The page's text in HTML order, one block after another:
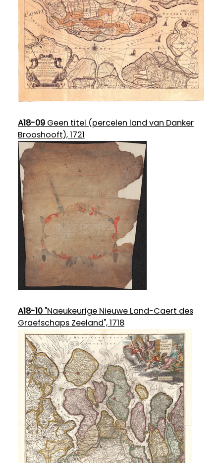
A18-09Geen titel (percelen land van Danker
Brooshooft), 1721
A18-10"Naeukeurige Nieuwe Land-Caert des
Graefschaps Zeeland", 1718